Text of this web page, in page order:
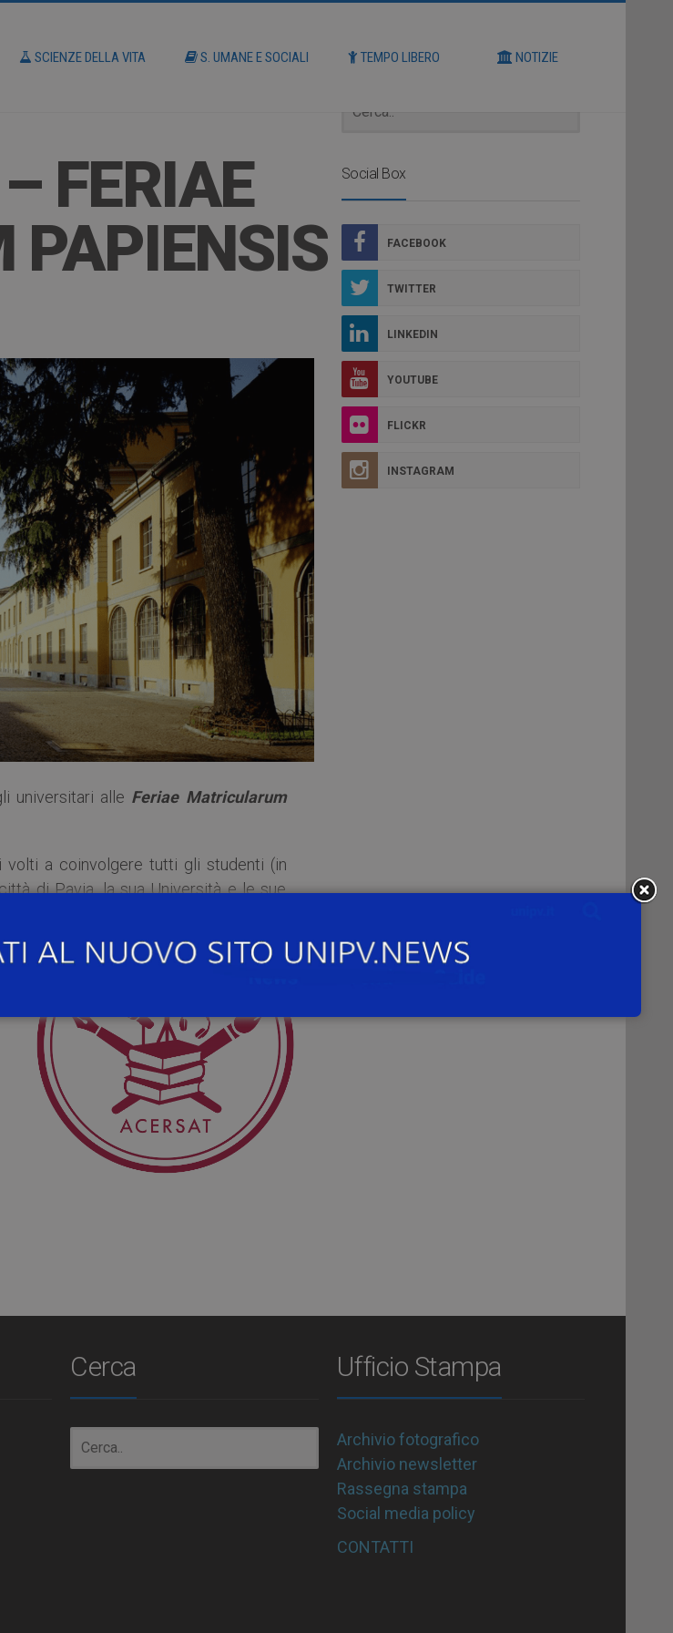
SCIENZE DELLA VITA S. UMANE E SOCIALI TEMPO LIBERO NOTIZIE
FERIAE
PAPIENSIS
universitari alle Feriae Matricularum
volti a coinvolgere tutti gli studenti (in
di Pavia, la sua Università e le sue
Social Box
FACEBOOK
TWITTER
LINKEDIN
YOUTUBE
FLICKR
INSTAGRAM
Cerca Ufficio Stampa
Archivio fotografico
Archivio newsletter
Rassegna stampa
Social media policy
CONTATTI